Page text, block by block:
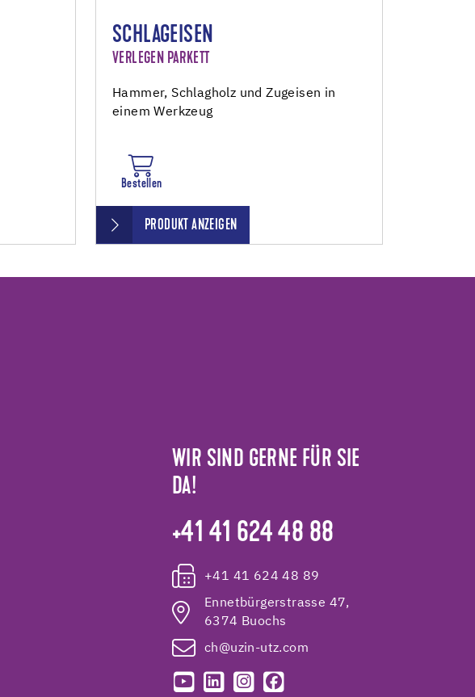
SCHLAGEISEN
VERLEGEN PARKETT
Hammer, Schlagholz und Zugeisen in
einem Werkzeug
Bestellen
PRODUKT ANZEIGEN
WIR SIND GERNE FÜR SIE
DA!
+41 41 624 48 88
+41 41 624 48 89
Ennetbürgerstrasse 47,
6374 Buochs
ch@uzin-utz.com